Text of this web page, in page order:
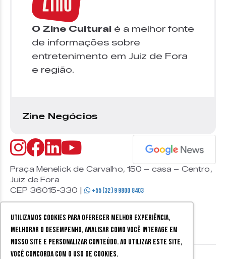
Utilizamos cookies para oferecer melhor experiência,
melhorar o desempenho, analisar como você interage em
nosso site e personalizar conteúdo. Ao utilizar este site,
você concorda com o uso de cookies.
O Zine Cultural é a melhor fonte
de informações sobre
entretenimento em Juiz de Fora
e região.
Zine Negócios
Praça Menelick de Carvalho, 150 – casa – Centro,
Juiz de Fora
CEP 36015-330 |
+55 (32) 9 9800 8403